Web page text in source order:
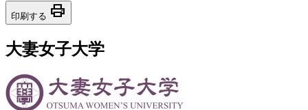
印刷する print
大妻女子大学